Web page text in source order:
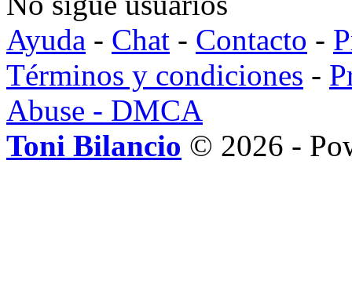
Ayuda - Chat - Contacto -
Términos y condiciones -
Abuse - DMCA
Toni Bilancio © 2026 -